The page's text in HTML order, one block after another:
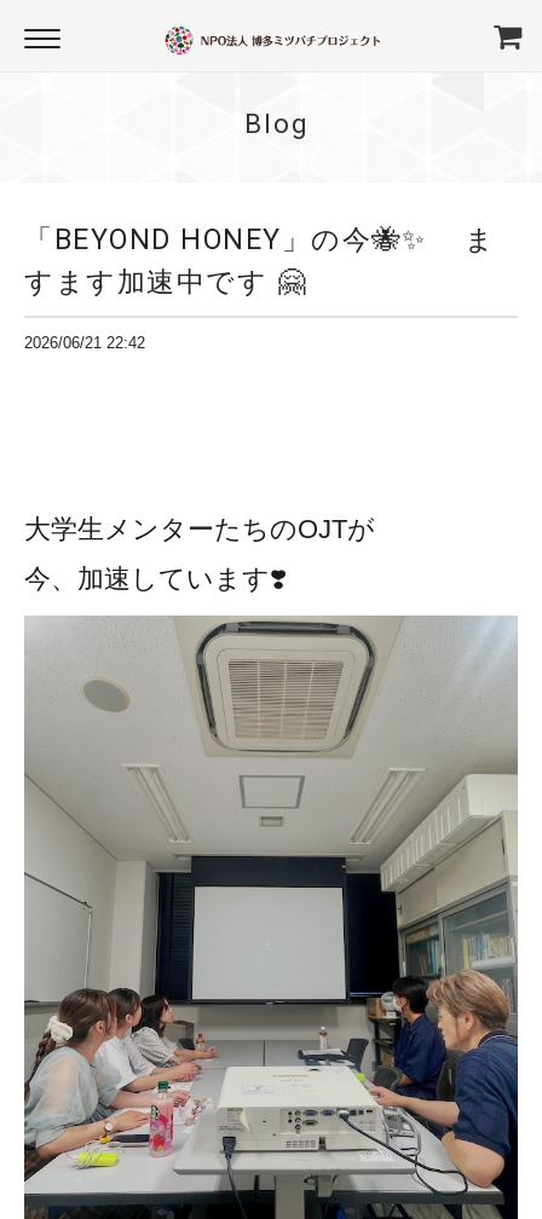
Blog
「BEYOND HONEY」の今🐝✨ ま
すます加速中です 🤗
2026/06/21 22:42
大学生メンターたちのOJTが
今、加速しています❣️